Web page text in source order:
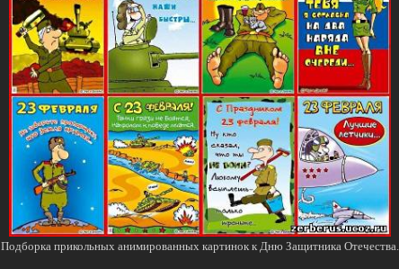
Подборка прикольных анимированных картинок к Дню Защитника Отечества.